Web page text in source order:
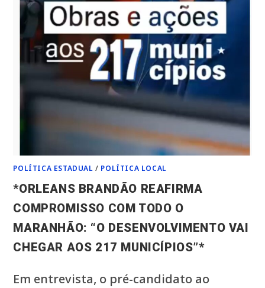
POLÍTICA ESTADUAL / POLÍTICA LOCAL
*ORLEANS BRANDÃO REAFIRMA
COMPROMISSO COM TODO O
MARANHÃO: “O DESENVOLVIMENTO VAI
CHEGAR AOS 217 MUNICÍPIOS”*
Em entrevista, o pré-candidato ao